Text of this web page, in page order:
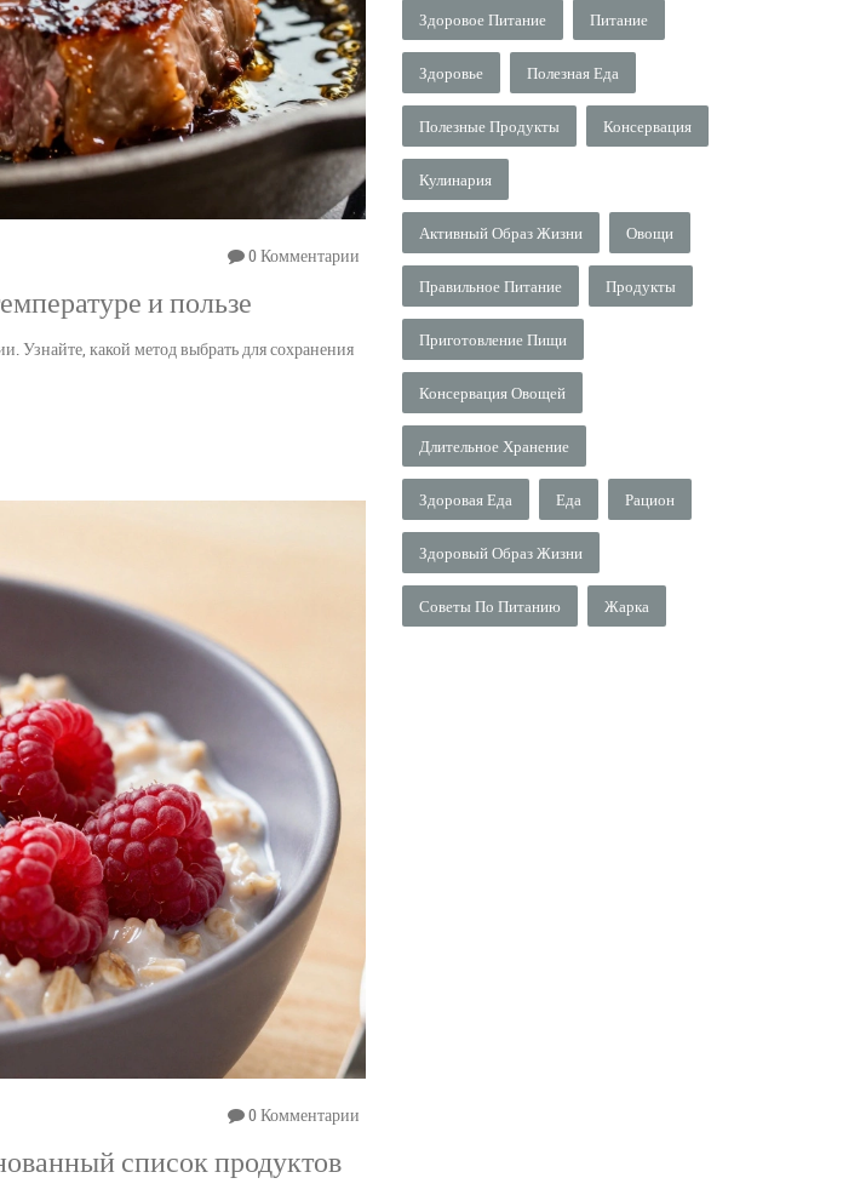
0 Комментарии
и пользе
Узнайте, какой метод выбрать для сохранения
0 Комментарии
список продуктов
Здоровое Питание Питание
Здоровье Полезная Еда
Полезные Продукты Консервация
Кулинария
Активный Образ Жизни Овощи
Правильное Питание Продукты
Приготовление Пищи
Консервация Овощей
Длительное Хранение
Здоровая Еда Еда Рацион
Здоровый Образ Жизни
Советы По Питанию Жарка